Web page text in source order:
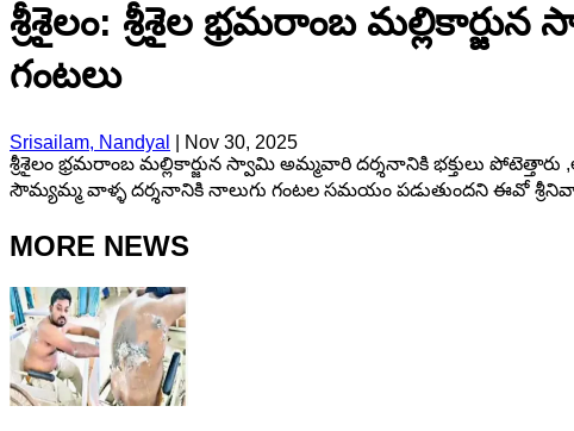
శ్రీశైలం: శ్రీశైల భ్రమరాంబ
గంటలు
Srisailam, Nandyal
Nov 30, 2025
శ్రీశైలం భ్రమరాంబ మల్లికార్జున స్వామి అమ్మవారి దర్శనానికి భక్తులు
సౌమ్యమ్మ వాళ్ళ దర్శనానికి నాలుగు గంటల సమయం పడుతుందని ఈవో
MORE NEWS